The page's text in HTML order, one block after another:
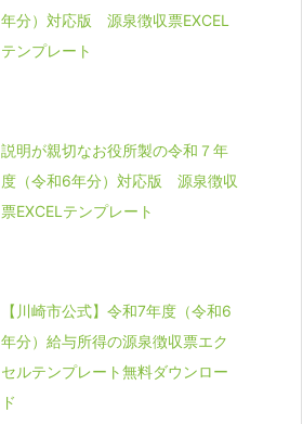
年分）対応版 源泉徴収票EXCEL
テンプレート
説明が親切なお役所製の令和７年
度（令和6年分）対応版 源泉徴収
票EXCELテンプレート
【川崎市公式】令和7年度（令和6
年分）給与所得の源泉徴収票エク
セルテンプレート無料ダウンロー
ド